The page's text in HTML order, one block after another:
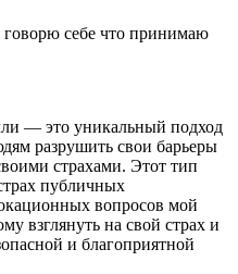
говорю себе что принимаю
— это уникальный подход
разрушить свои барьеры
страхами. Этот тип
публичных
вопросов мой
взглянуть на свой страх и
и благоприятной